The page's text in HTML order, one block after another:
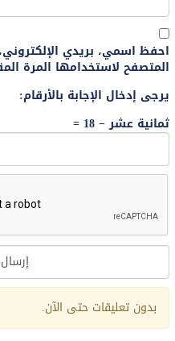
احفظ اسمي، بريدي
المتصفح لاستخدامها المرة
يرجى إدخال الإجابة بالأرقام:
ثمانية عشر − 18 =
Alternative:
بدون تعليقات حتى الآن.